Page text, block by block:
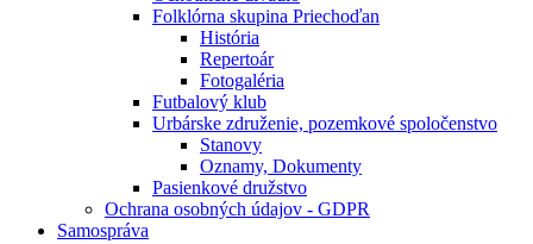
Folklórna skupina Priechoďan
História
Repertoár
Fotogaléria
Futbalový klub
Urbárske združenie, pozemkové spoločenstvo
Stanovy
Oznamy, Dokumenty
Pasienkové družstvo
Ochrana osobných údajov - GDPR
Samospráva